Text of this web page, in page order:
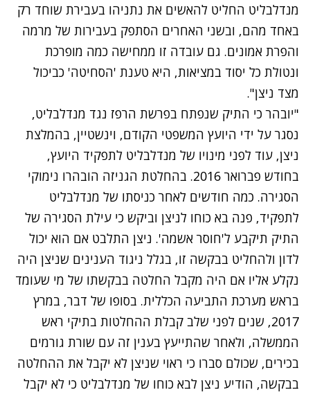
מנדלבליט החליט להאשים את נתניהו בעבירת שוחד רק
באחד מהם, ובשני האחרים הסתפק בעבירות של מרמה
והפרת אמונים. גם עובדה זו ממחישה כמה מופרכת
ונטולת כל יסוד במציאות, היא טענת 'הסחיטה' כביכול
מצד ניצן".
"יובהר כי התיק שנפתח בפרשת הרפז נגד מנדלבליט,
נסגר על ידי היועץ המשפטי הקודם, וינשטיין, בהמלצת
ניצן, עוד לפני מינויו של מנדלבליט לתפקיד היועץ,
בחודש פברואר 2016. בהחלטת הגניזה הובהרו נימוקי
הסגירה. כמה חודשים לאחר כניסתו של מנדלבליט
לתפקיד, פנה בא כוחו לניצן וביקש כי עילת הסגירה של
התיק תיקבע ל'חוסר אשמה'. ניצן התלבט אם הוא יכול
לדון ולהחליט בבקשה זו, בגלל ניגוד הענינים שניצן היה
נקלע אליו אם היה מקבל החלטה בבקשתו של מי שעומד
בראש מערכת התביעה הכללית. בסופו של דבר, במרץ
2017, שנים לפני שלב קבלת ההחלטות בתיקי ראש
הממשלה, ולאחר שהתייעץ בענין זה עם שורת גורמים
בכירים, שכולם סברו כי ראוי שניצן לא יקבל את ההחלטה
בבקשה, הודיע ניצן לבא כוחו של מנדלבליט כי לא יקבל